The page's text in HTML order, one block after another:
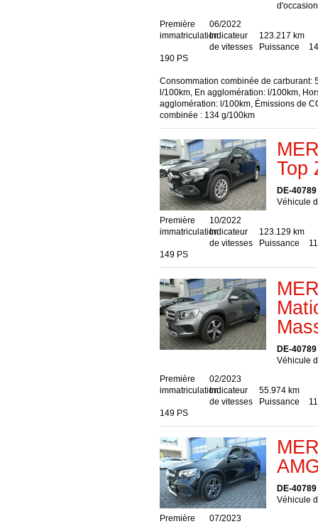
Première
immatriculation
06/2022
Indicateur
de vitesses
123.217 km
Puissance
190 PS
Consommation combinée de carburant:
l/100km, En agglomération: l/100km,
agglomération: l/100km, Émissions de
combinée : 134 g/100km
Top
DE-
Véhicule
Première
immatriculation
10/2022
Indicateur
de vitesses
123.129 km
Puissance
149 PS
DE-
Véhicule
Première
immatriculation
02/2023
Indicateur
de vitesses
55.974 km
Puissance
149 PS
DE-
Véhicule
Première
07/2023